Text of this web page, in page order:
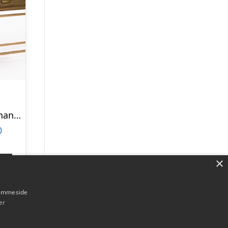
Konsolbord i genanvendt fyrretræ og metal B181 cm – Antik guld/Brunbejset
×